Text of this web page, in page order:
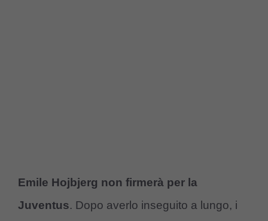
Emile Hojbjerg non firmerà per la
Juventus. Dopo averlo inseguito a lungo, i